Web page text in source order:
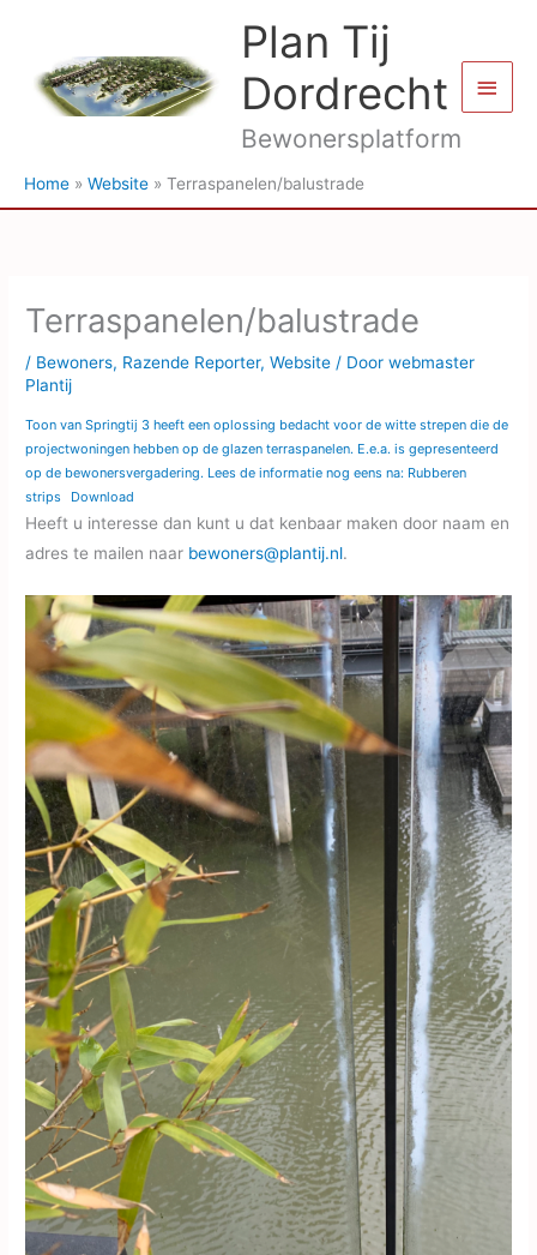
inhoud
Plan Tij
Dordrecht
Bewonersplatform
Home Website Terraspanelen/balustrade
Terraspanelen/balustrade
/ Bewoners, Razende Reporter,Website / Doorwebmaster
Plantij
Toon van Springtij 3 heeft een oplossing bedacht voor de witte strepen die de
projectwoningen hebben op de glazen terraspanelen. E.e.a. is gepresenteerd
op de bewonersvergadering. Lees de informatie nog eens na: Rubberen
strips
Download
Heeft u interesse dan kunt u dat kenbaar maken door naam en
adres te mailen naar bewoners@plantij.nl.